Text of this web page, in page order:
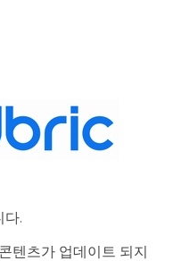
다.
텐츠가 업데이트 되지